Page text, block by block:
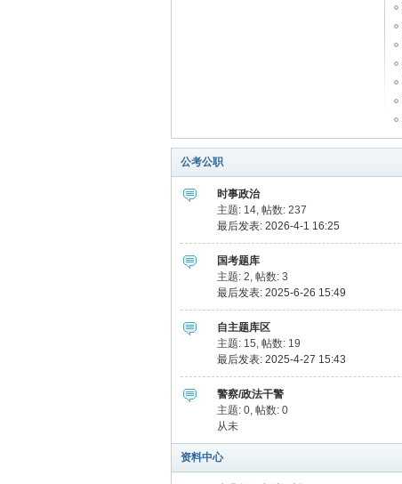
公考公职
时事政治
主题: 14, 帖数: 237
最后发表: 2026-4-1 16:25
国考题库
主题: 2, 帖数: 3
最后发表: 2025-6-26 15:49
自主题库区
主题: 15, 帖数: 19
最后发表: 2025-4-27 15:43
警察/政法干警
主题: 0, 帖数: 0
从未
资料中心